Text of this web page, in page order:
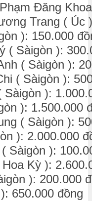
Đăng
Trang ( Úc
): 150.000
( Sàigòn ):
( Sàigòn ):
( Sàigòn ):
):
): 1.500.000
( Sàigòn ):
): 2.000.000
Sàigòn ):
Kỳ ):
): 200.000
650.000 đồng